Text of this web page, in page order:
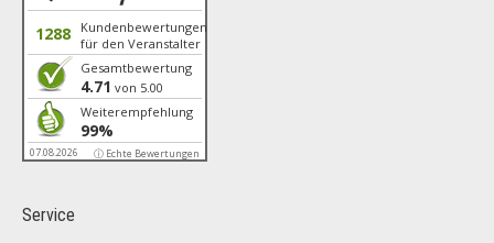
1288
Kundenbewertungen
für den Veranstalter
Gesamtbewertung
4.71 von 5.00
Weiterempfehlung
99%
07.08.2026 ⓘ Echte Bewertungen
Service